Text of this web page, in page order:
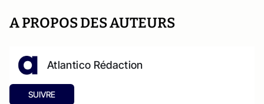
A PROPOS DES AUTEURS
Atlantico Rédaction
SUIVRE